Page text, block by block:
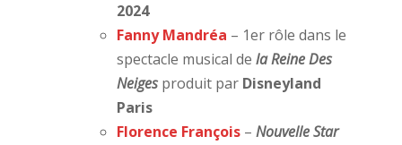
2024
Fanny Mandréa – 1er rôle dans le
spectacle musical de la Reine Des
Neiges produit par Disneyland
Paris
Florence François – Nouvelle Star